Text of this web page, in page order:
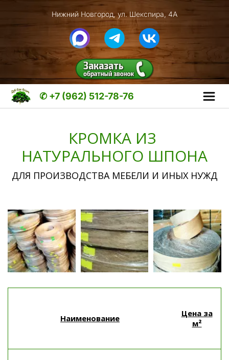
Нижний Новгород, ул. Шекспира, 4А
✆ +7 (962) 512-78-76
КРОМКА ИЗ
НАТУРАЛЬНОГО ШПОНА
ДЛЯ ПРОИЗВОДСТВА МЕБЕЛИ И ИНЫХ НУЖД
Наименование
Цена за
м²